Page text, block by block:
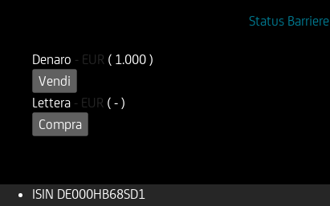
Status Barriere
Denaro - EUR ( 1.000 )
Vendi
Lettera - EUR ( - )
Compra
ISIN DE000HB68SD1